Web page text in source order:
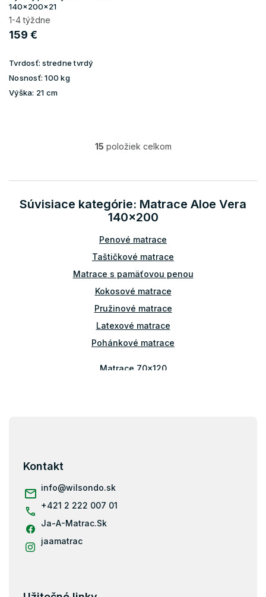
140x200x21
1-4 týždne
159 €
Tvrdosť: stredne tvrdý
Nosnosť: 100 kg
Výška: 21 cm
O
á
a
c
e
p
r
v
k
y
v
ý
p
i
u
15 položiek celkom
Súvisiace kategórie: Matrace Aloe Vera
140x200
Penové matrace
Taštičkové matrace
Matrace s pamäťovou penou
Kokosové matrace
Pružinové matrace
Latexové matrace
Pohánkové matrace
Matrace 70x120
Matrace 80x184
Matrace 80x190
Matrace 90x190
Kontakt
info@wilsondo.sk
+421 2 222 007 01
Ja-A-Matrac.Sk
jaamatrac